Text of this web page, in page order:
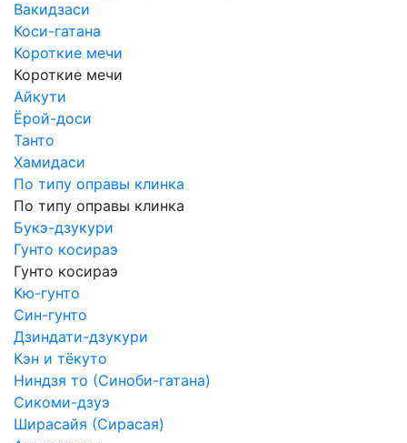
Вакидзаси
Коси-гатана
Короткие мечи
Короткие мечи
Айкути
Ёрой-доси
Танто
Хамидаси
По типу оправы клинка
По типу оправы клинка
Букэ-дзукури
Гунто косираэ
Гунто косираэ
Кю-гунто
Син-гунто
Дзиндати-дзукури
Кэн и тёкуто
Ниндзя то (Синоби-гатана)
Сикоми-дзуэ
Ширасайя (Сирасая)